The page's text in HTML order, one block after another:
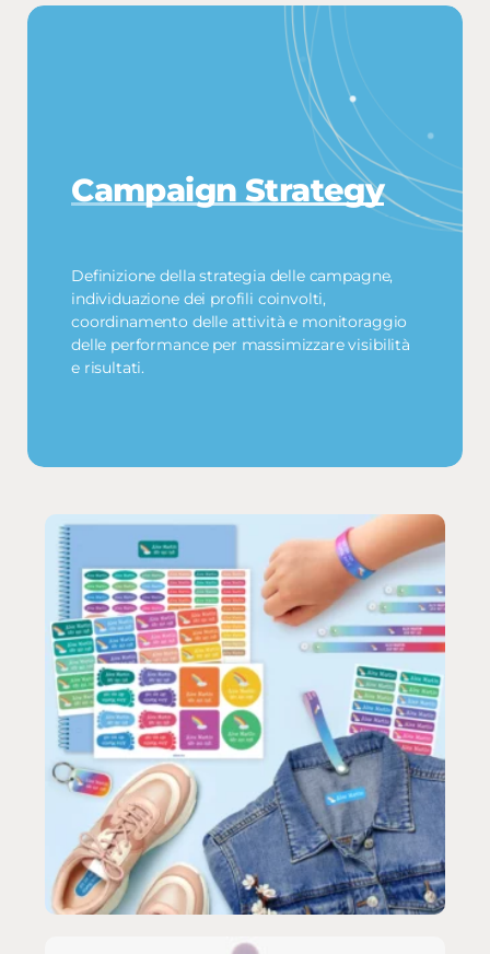
Campaign Strategy
Definizione della strategia delle campagne,
individuazione dei profili coinvolti,
coordinamento delle attività e monitoraggio
delle performance per massimizzare visibilità
e risultati.